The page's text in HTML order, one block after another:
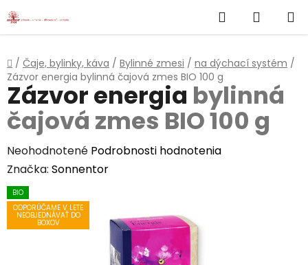
Prejsť
na
Hľadať
KOŠÍK
Domov
/ Čaje, bylinky, káva / Bylinné zmesi / na dýchací systém /
Zázvor energia bylinná čajová zmes BIO 100 g
Zázvor energia bylinná
čajová zmes BIO 100 g
Priemerné
hodnotenie
produktu
je
Neohodnotené Podrobnosti hodnotenia
Značka: Sonnentor
BIO
ODPORÚČAME V LETE
NEOBJEDNÁVAŤ DO
BOXOV